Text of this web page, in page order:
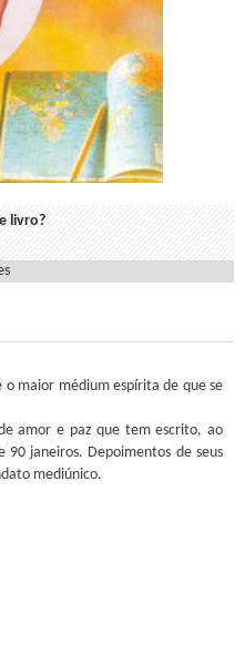
livro?
maior médium espírita de que se
amor e paz que tem escrito, ao
90 janeiros. Depoimentos de seus
mediúnico.